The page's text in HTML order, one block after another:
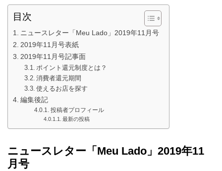
目次
ニュースレター「Meu Lado」2019年11月号
2019年11月号表紙
2019年11月号記事面
ポイント還元制度とは？
消費者還元期間
使えるお店を探す
編集後記
投稿者プロフィール
最新の投稿
ニュースレター「Meu Lado」2019年11
月号